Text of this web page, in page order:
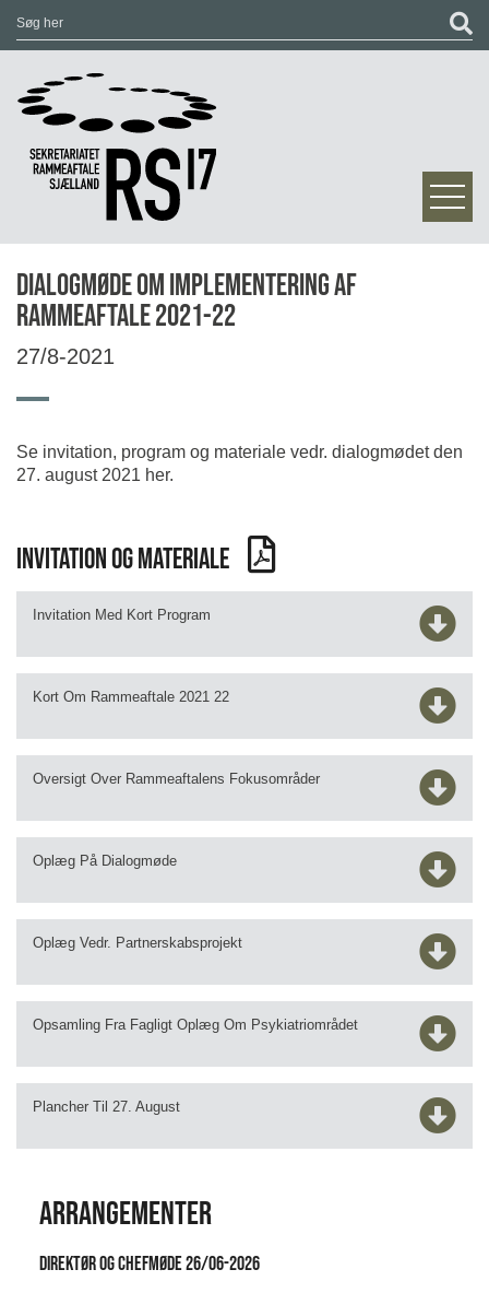
Dialogmøde om implementering af
rammeaftale 2021-22
27/8-2021
Se invitation, program og materiale vedr. dialogmødet den
27. august 2021 her.
Invitation og materiale
Invitation Med Kort Program
Kort Om Rammeaftale 2021 22
Oversigt Over Rammeaftalens Fokusområder
Oplæg På Dialogmøde
Oplæg Vedr. Partnerskabsprojekt
Opsamling Fra Fagligt Oplæg Om Psykiatriområdet
Plancher Til 27. August
Arrangementer
Direktør og chefmøde 26/06-2026